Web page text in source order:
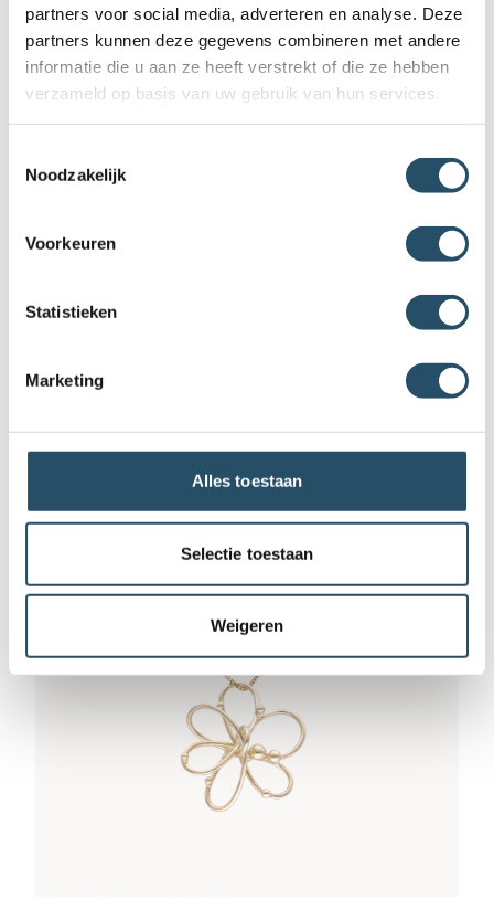
partners voor social media, adverteren en analyse. Deze
partners kunnen deze gegevens combineren met andere
informatie die u aan ze heeft verstrekt of die ze hebben
verzameld op basis van uw gebruik van hun services.
Noodzakelijk
Voorkeuren
Statistieken
Marketing
Alles toestaan
Selectie toestaan
Weigeren
Bloemen Hanger Diamant Geelgoud